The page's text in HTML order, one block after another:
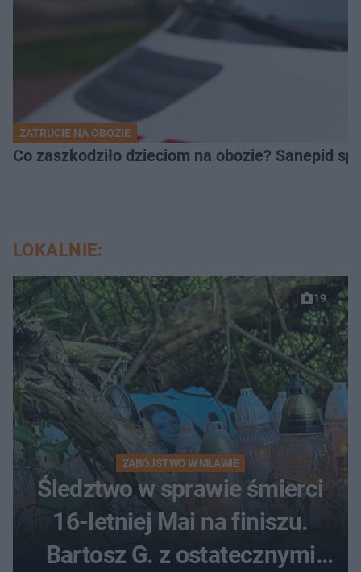
ZATRUCIE NA OBOZIE
Co zaszkodziło dzieciom na obozie? Sanepid
LOKALNIE:
19
ZABÓJSTWO W MŁAWIE
Śledztwo w sprawie śmierci
16-letniej Mai na finiszu.
Bartosz G. z ostatecznymi